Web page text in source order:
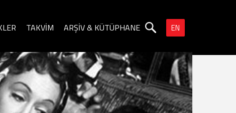
TAKVİM ARŞİV & KÜTÜPHANE EN